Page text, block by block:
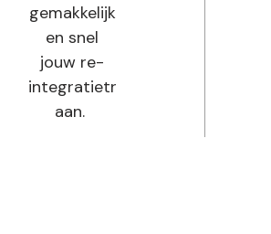
gemakkelijk
en snel
jouw re-
integratietraject
aan.